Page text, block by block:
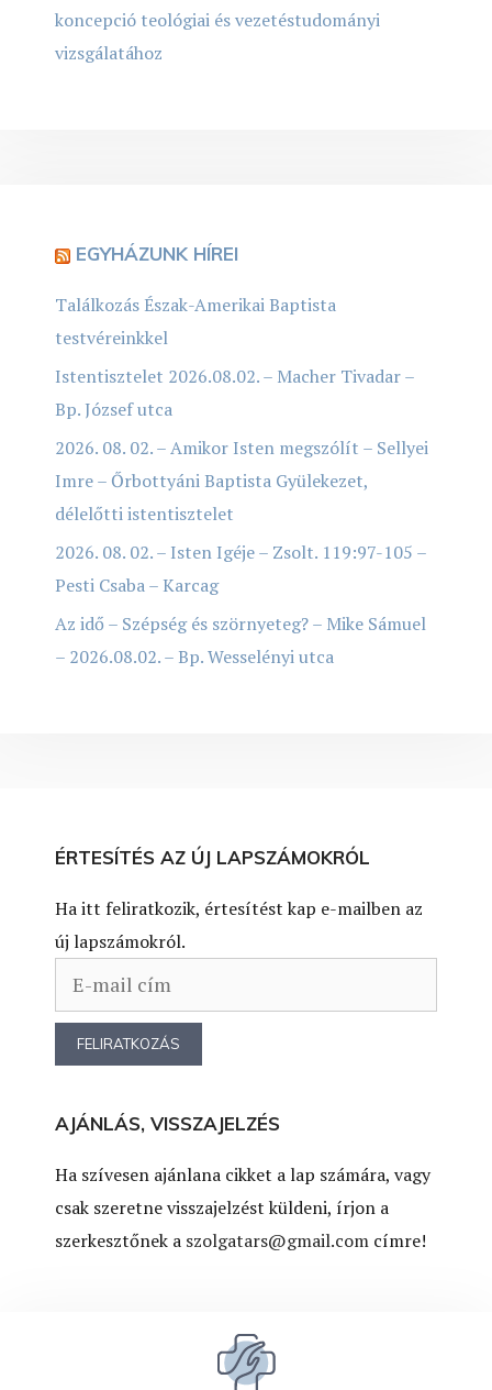
koncepció teológiai és vezetéstudományi
vizsgálatához
EGYHÁZUNK HÍREI
Találkozás Észak-Amerikai Baptista
testvéreinkkel
Istentisztelet 2026.08.02. – Macher Tivadar –
Bp. József utca
2026. 08. 02. – Amikor Isten megszólít – Sellyei
Imre – Őrbottyáni Baptista Gyülekezet,
délelőtti istentisztelet
2026. 08. 02. – Isten Igéje – Zsolt. 119:97-105 –
Pesti Csaba – Karcag
Az idő – Szépség és szörnyeteg? – Mike Sámuel
– 2026.08.02. – Bp. Wesselényi utca
ÉRTESÍTÉS AZ ÚJ LAPSZÁMOKRÓL
Ha itt feliratkozik, értesítést kap e-mailben az
új lapszámokról.
AJÁNLÁS, VISSZAJELZÉS
Ha szívesen ajánlana cikket a lap számára, vagy
csak szeretne visszajelzést küldeni, írjon a
szerkesztőnek a szolgatars@gmail.com címre!